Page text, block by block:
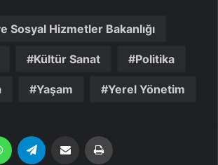
Sosyal Hizmetler Bakanlığı
Kültür Sanat Politika
Yaşam Yerel Yönetim
WhatsApp Email'den paylaş